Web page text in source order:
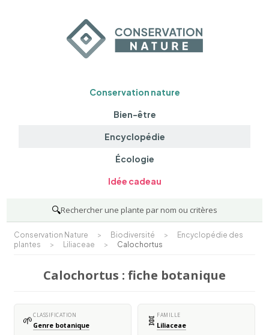
Conservation nature
Bien-être
Encyclopédie
Écologie
Idée cadeau
🔍Rechercher une plante par nom ou critères
Conservation Nature > Biodiversité >
Encyclopédie des
plantes
> Liliaceae > Calochortus
Calochortus : fiche botanique
🌱CLASSIFICATION
Genre botanique 🧬 FAMILLE
Liliaceae